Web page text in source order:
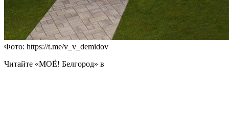
Фото: https://t.me/v_v_demidov
Читайте «МОЁ! Белгород» в